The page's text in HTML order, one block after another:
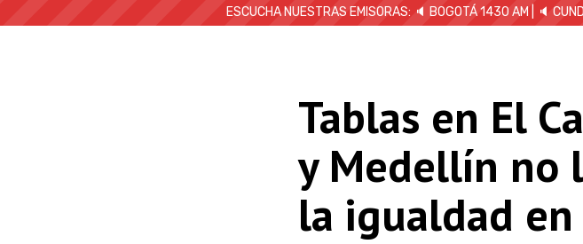
ESCUCHA NUESTRAS EMISORAS: 🔈 BOGOTÁ 1430 AM | 🔈
Tablas en El
y Medellín no
la igualdad